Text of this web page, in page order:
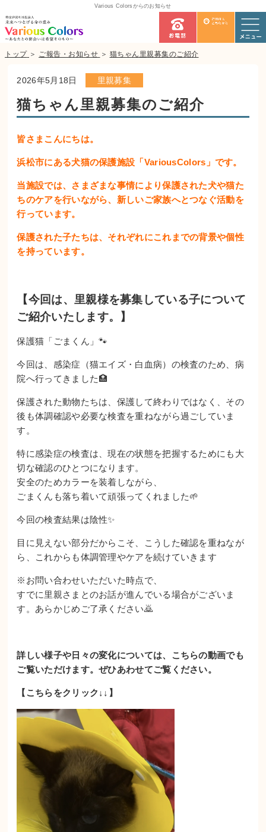
Various Colorsからのお知らせ
トップ ＞ ご報告・お知らせ ＞ 猫ちゃん里親募集のご紹介
2026年5月18日 里親募集
猫ちゃん里親募集のご紹介
皆さまこんにちは。
浜松市にある犬猫の保護施設「VariousColors」です。
当施設では、さまざまな事情により保護された犬や猫た
ちのケアを行いながら、新しいご家族へとつなぐ活動を
行っています。
保護された子たちは、それぞれにこれまでの背景や個性
を持っています。
【今回は、里親様を募集している子について
ご紹介いたします。】
保護猫「ごまくん」🐾
今回は、感染症（猫エイズ・白血病）の検査のため、病
院へ行ってきました🏥
保護された動物たちは、保護して終わりではなく、その
後も体調確認や必要な検査を重ねながら過ごしていま
す。
特に感染症の検査は、現在の状態を把握するためにも大
切な確認のひとつになります。
安全のためカラーを装着しながら、
ごまくんも落ち着いて頑張ってくれました🌱
今回の検査結果は陰性✨
目に見えない部分だからこそ、こうした確認を重ねなが
ら、これからも体調管理やケアを続けていきます
※お問い合わせいただいた時点で、
すでに里親さまとのお話が進んでいる場合がございま
す。あらかじめご了承ください🙇
詳しい様子や日々の変化については、こちらの動画でも
ご覧いただけます。ぜひあわせてご覧ください。
【こちらをクリック↓↓】